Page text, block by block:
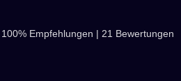
100% Empfehlungen | 21 Bewertungen